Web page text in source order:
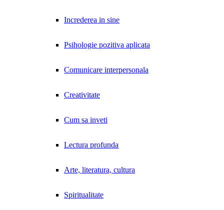
Increderea in sine
Psihologie pozitiva aplicata
Comunicare interpersonala
Creativitate
Cum sa inveti
Lectura profunda
Arte, literatura, cultura
Spiritualitate